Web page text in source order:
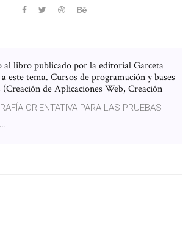
al libro publicado por la editorial Garceta
este tema. Cursos de programación y bases
(Creación de Aplicaciones Web, Creación
ORIENTATIVA PARA LAS PRUEBAS